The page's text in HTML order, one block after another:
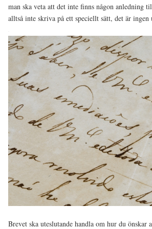
man ska veta att det inte finns någon anledning
alltså inte skriva på ett speciellt sätt, det är ingen
Brevet ska uteslutande handla om hur du